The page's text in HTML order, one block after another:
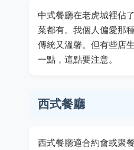
中式餐廳在老虎城裡佔
菜都有。我個人偏愛那
傳統又溫馨。但有些店
一點，這點要注意。
西式餐廳
西式餐廳適合約會或聚